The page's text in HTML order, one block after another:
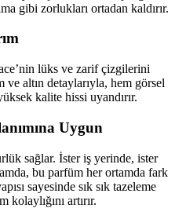
gibi zorlukları ortadan kaldırır.
lüks ve zarif çizgilerini
ve altın detaylarıyla, hem görsel
kalite hissi uyandırır.
Uygun
sağlar. İster iş yerinde, ister
bu parfüm her ortamda fark
sayesinde sık sık tazeleme
artırır.